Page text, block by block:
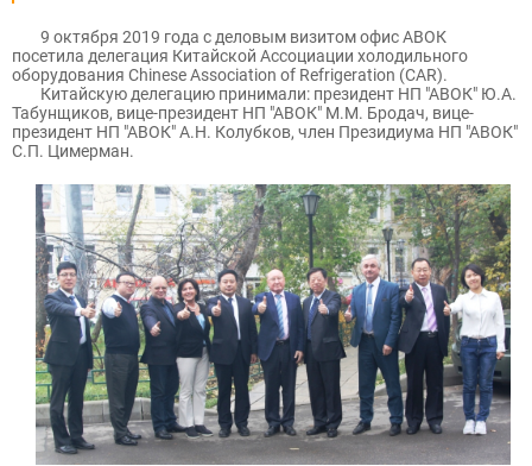
9 октября 2019 года с деловым визитом офис АВОК
посетила делегация Китайской Ассоциации холодильного
оборудования Chinese Association of Refrigeration (CAR).
Китайскую делегацию принимали: президент НП "АВОК" Ю.А.
Табунщиков, вице-президент НП "АВОК" М.М. Бродач, вице-
президент НП "АВОК"А.Н. Колубков, член Президиума НП "АВОК"
С.П. Цимерман.